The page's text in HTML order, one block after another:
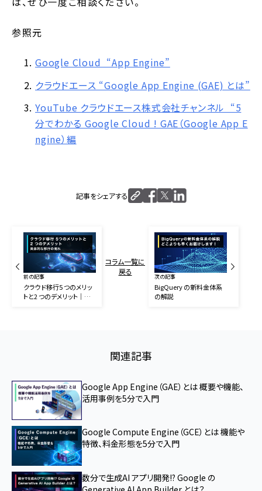
参照元
Google Cloud “App Engine”
クラウドエース “Google App Engine (GAE) とは”
YouTube クラウドエース株式会社チャンネル “5
分でわかる Google Cloud ! GAE（Google App E
ngine）編
記事をシェアする
前の記事
クラウド移行5 つのメリッ
トと2 つのデメリット｜具
コラム一覧に
戻る
次の記事
BigQuery の新料金体系
の解説
関連記事
Google App Engine（GAE）とは 概要や機能、
活用事例を5分で入門
Google Compute Engine（GCE）とは 機能や
特徴、料金形態を5分で入門
数分で生成AI アプリ開発!? Google の